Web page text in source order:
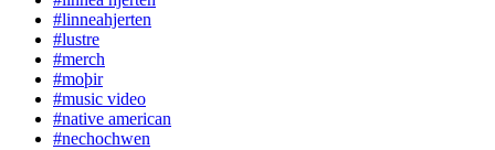
#linneahjerten
#lustre
#merch
#moþir
#music video
#native american
#nechochwen